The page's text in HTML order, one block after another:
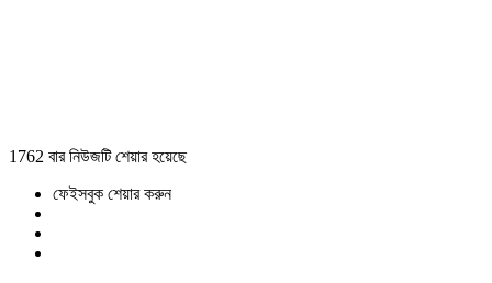
1762 বার নিউজটি শেয়ার হয়েছে
ফেইসবুক শেয়ার করুন